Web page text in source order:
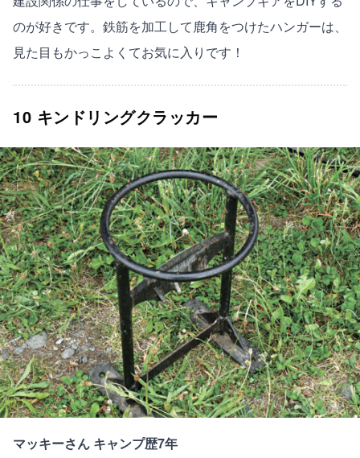
のが好きです。鉄筋を加工して鹿角をつけたハンガーは、
見た目もかっこよくてお気に入りです！
10 キンドリングクラッカー
マッキーさん キャンプ歴7年